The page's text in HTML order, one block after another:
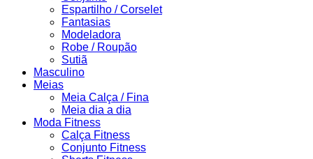
Espartilho / Corselet
Fantasias
Modeladora
Robe / Roupão
Sutiã
Masculino
Meias
Meia Calça / Fina
Meia dia a dia
Moda Fitness
Calça Fitness
Conjunto Fitness